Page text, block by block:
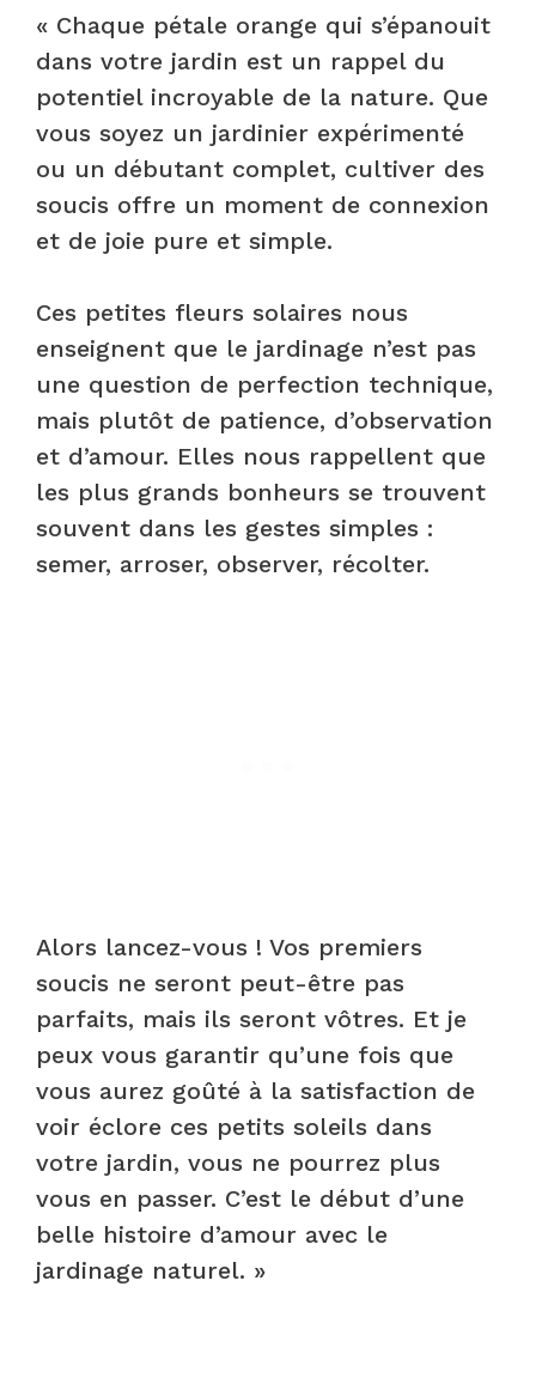
« Chaque pétale orange qui s’épanouit
dans votre jardin est un rappel du
potentiel incroyable de la nature. Que
vous soyez un jardinier expérimenté
ou un débutant complet, cultiver des
soucis offre un moment de connexion
et de joie pure et simple.
Ces petites fleurs solaires nous
enseignent que le jardinage n’est pas
une question de perfection technique,
mais plutôt de patience, d’observation
et d’amour. Elles nous rappellent que
les plus grands bonheurs se trouvent
souvent dans les gestes simples :
semer, arroser, observer, récolter.
Alors lancez-vous ! Vos premiers
soucis ne seront peut-être pas
parfaits, mais ils seront vôtres. Et je
peux vous garantir qu’une fois que
vous aurez goûté à la satisfaction de
voir éclore ces petits soleils dans
votre jardin, vous ne pourrez plus
vous en passer. C’est le début d’une
belle histoire d’amour avec le
jardinage naturel. »